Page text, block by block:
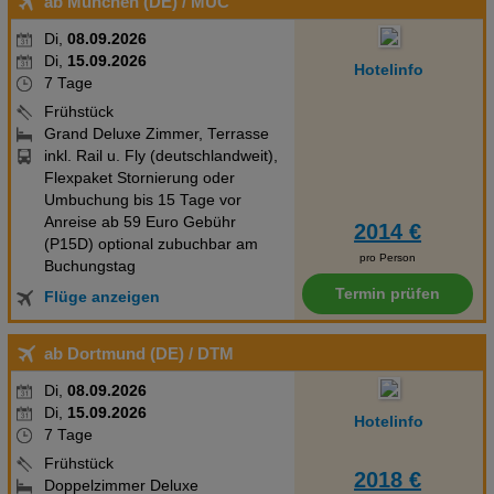
Verpflegung: Frühstücksbuffet inklusive.ZimmerGrand Deluxe 46-
50 qm, Doppel, Deluxe, Erdgeschoss, Dusche, Regendusche,
WC, Bademantel, Haartrockner, Klimaanlage, Minibar, Safe, TV,
Suite Garden 46-50 qm, Erdgeschoss, Gartenblick, kombinierter
Wohn-/Schlafraum, Sitzecke, Schreibtisch, Badewanne,
Regendusche, WC, Bademantel, Badeslipper, Haartrockner,
Kosmetikspiegel, Klimaanlage, Minibar, Safe, Bügelbrett,
Bügeleisen, TV, iPod-Dockingstation, WLAN, Wasserkocher,
Kaffeemaschine, Kaffee/Tee, Terrasse (möbliert) Junior Suite
Resort View 46-50 qm, Juniorsuite, Etage, 1., kombinierter
Wohn-/Schlafraum, Sitzecke, Schreibtisch, Badewanne,
Regendusche, WC, Bademantel, Badeslipper, Haartrockner,
Kosmetikspiegel, Klimaanlage, Minibar, Safe, Bügelbrett,
Bügeleisen, TV, iPod-Dockingstation, WLAN, Wasserkocher,
Kaffeemaschine, Kaffee/Tee, Balkon (möbliert) Junior Suite Valley
View 46-50 qm, Juniorsuite, Etage, oberste, Talblick, kombinierter
Wohn-/Schlafraum, Sitzecke, Schreibtisch, Badewanne,
Regendusche, WC, Bademantel, Badeslipper, Haartrockner,
Di, 08.09.2026
Di, 15.09.2026
7 Tage
Frühstück
Grand Deluxe Zimmer, Terrasse
inkl. Rail u. Fly (deutschlandweit),
Flexpaket Stornierung oder
Umbuchung bis 15 Tage vor
Anreise ab 59 Euro Gebühr
(P15D) optional zubuchbar am
Buchungstag
Flüge anzeigen
Hotelinfo
2014 €
pro Person
Termin prüfen
ab Dortmund (DE) / DTM
Di, 08.09.2026
Di, 15.09.2026
7 Tage
Frühstück
Doppelzimmer Deluxe
Hotelinfo
2018 €